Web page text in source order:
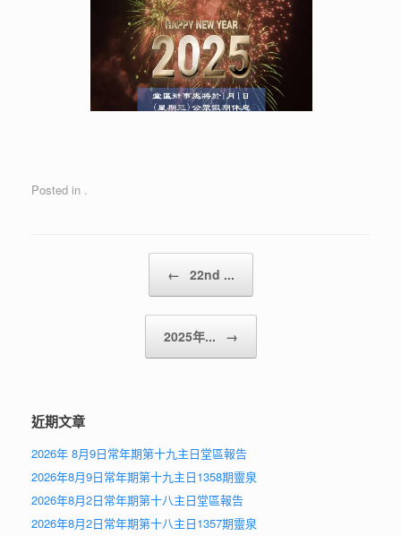
Posted in .
Post navigation
← 22nd ...
2025年... →
近期文章
2026年 8月9日常年期第十九主日堂區報告
2026年8月9日常年期第十九主日1358期靈泉
2026年8月2日常年期第十八主日堂區報告
2026年8月2日常年期第十八主日1357期靈泉